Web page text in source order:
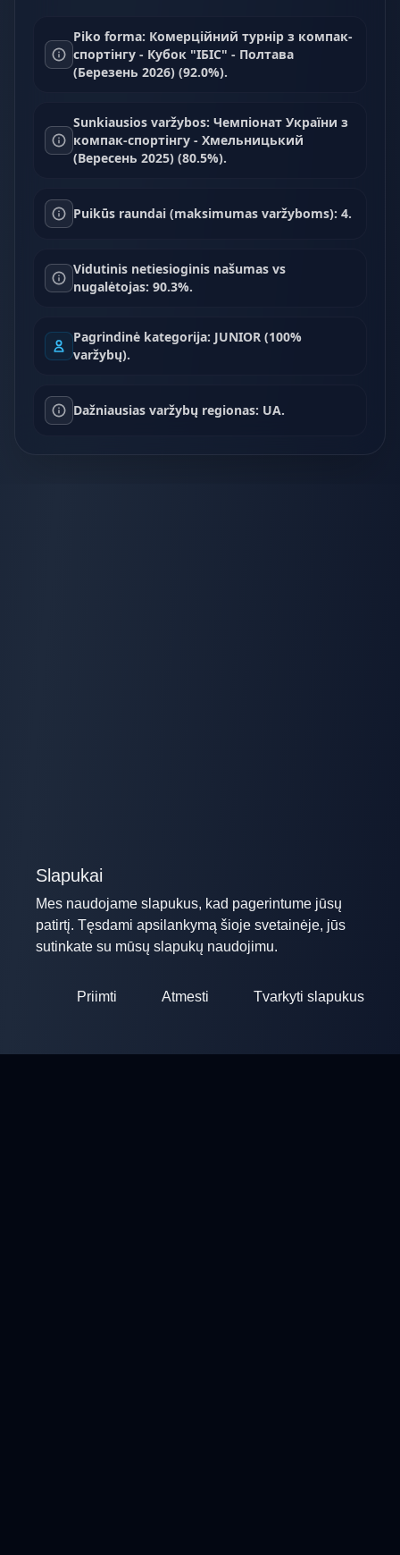
Piko forma: Комерційний турнір з компак-
спортінгу - Кубок "ІБІС" - Полтава
(Березень 2026) (92.0%).
Sunkiausios varžybos: Чемпіонат України з
компак-спортінгу - Хмельницький
(Вересень 2025) (80.5%).
Puikūs raundai (maksimumas varžyboms): 4.
Vidutinis netiesioginis našumas vs
nugalėtojas: 90.3%.
Pagrindinė kategorija: JUNIOR (100%
varžybų).
Dažniausias varžybų regionas: UA.
Slapukai
Mes naudojame slapukus, kad pagerintume jūsų
patirtį. Tęsdami apsilankymą šioje svetainėje, jūs
sutinkate su mūsų slapukų naudojimu.
Priimti Atmesti Tvarkyti slapukus